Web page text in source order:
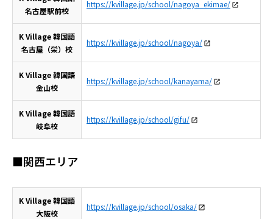
名古屋駅前校
https://kvillage.jp/school/nagoya_ekimae/
K Village 韓国語
名古屋（栄）校
https://kvillage.jp/school/nagoya/
K Village 韓国語
金山校
https://kvillage.jp/school/kanayama/
K Village 韓国語
岐阜校
https://kvillage.jp/school/gifu/
■関西エリア
K Village 韓国語
大阪校
https://kvillage.jp/school/osaka/